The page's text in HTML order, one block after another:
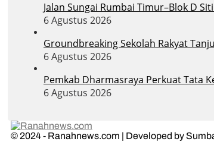
Jalan Sungai Rumbai Timur–Blok D
6 Agustus 2026
Groundbreaking Sekolah Rakyat
6 Agustus 2026
Pemkab Dharmasraya Perkuat Tata
6 Agustus 2026
© 2024 - Ranahnews.com | Developed by